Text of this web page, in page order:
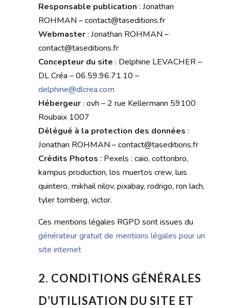
Responsable publication : Jonathan
ROHMAN – contact@taseditions.fr
Webmaster: Jonathan ROHMAN –
contact@taseditions.fr
Concepteur du site : Delphine LEVACHER –
DL Créa – 06.59.96.71.10 –
delphine@dlcrea.com
Hébergeur: ovh – 2 rue Kellermann 59100
Roubaix 1007
Délégué à la protection des données :
Jonathan ROHMAN – contact@taseditions.fr
Crédits Photos : Pexels : caio, cottonbro,
kampus production, los muertos crew, luis
quintero, mikhail nilov, pixabay, rodrigo, ron lach,
tyler tornberg, victor.
Ces mentions légales RGPD sont issues du
générateur gratuit de mentions légales pour un
site internet
2. CONDITIONS GÉNÉRALES
D’UTILISATION DU SITE ET